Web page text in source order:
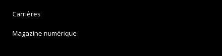
Carrières
Magazine numérique